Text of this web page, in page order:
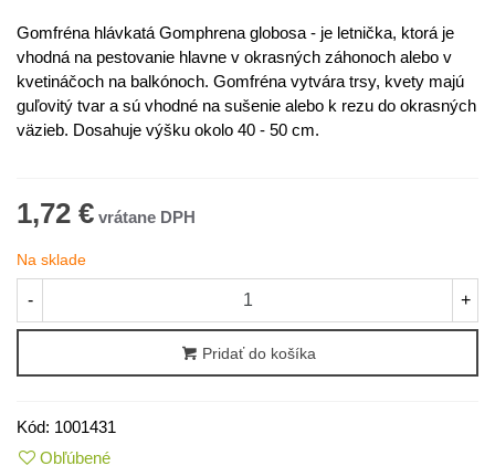
Gomfréna hlávkatá Gomphrena globosa - je letnička, ktorá je
vhodná na pestovanie hlavne v okrasných záhonoch alebo v
kvetináčoch na balkónoch. Gomfréna vytvára trsy, kvety majú
guľovitý tvar a sú vhodné na sušenie alebo k rezu do okrasných
väzieb. Dosahuje výšku okolo 40 - 50 cm.
1,72 €
Na sklade
- +
Pridať do košíka
Kód: 1001431
Obľúbené